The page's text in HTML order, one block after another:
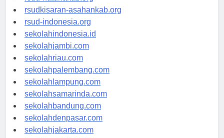
rsud-natunakab.org
rsudkisaran-asahankab.org
rsud-indonesia.org
sekolahindonesia.id
sekolahjambi.com
sekolahriau.com
sekolahpalembang.com
sekolahlampung.com
sekolahsamarinda.com
sekolahbandung.com
sekolahdenpasar.com